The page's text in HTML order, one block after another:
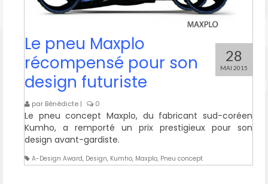
28
MAI 2015
Le pneu Maxplo
récompensé pour son
design futuriste
par Bénédicte | 0
Le pneu concept Maxplo, du fabricant sud-coréen
Kumho, a remporté un prix prestigieux pour son
design avant-gardiste.
A-Design Award, Design, Kumho, Maxplo, Pneu concept